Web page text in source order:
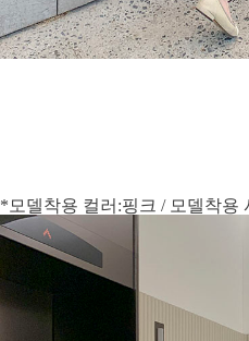
*모델착용 컬러:핑크 / 모델착용